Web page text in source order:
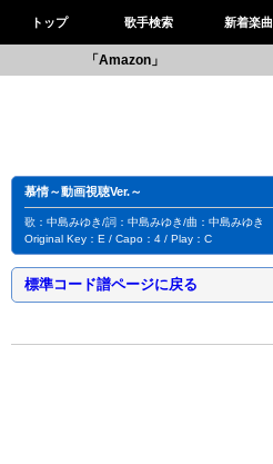
トップ 歌手検索 新着楽曲
「Amazon」
慕情～動画視聴Ver.～
歌：中島みゆき/詞：中島みゆき/曲：中島みゆき
Original Key：E / Capo：4 / Play：C
標準コード譜ページに戻る